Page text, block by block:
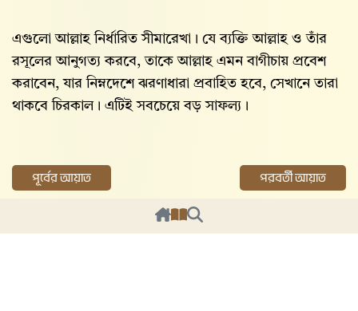
এগুলো আল্লাহ‌ নির্ধারিত সীমারেখা। যে ব্যক্তি আল্লাহ‌ ও তাঁর
রসূলের আনুগত্য করবে, তাকে আল্লাহ‌ এমন বাগীচায় প্রবেশ
করাবেন, যার নিম্নদেশে ঝরণাধারা প্রবাহিত হবে, সেখানে তারা
থাকবে চিরকাল। এটিই সবচেয়ে বড় সাফল্য।
পূর্বের আয়াত পরবর্তী আয়াত